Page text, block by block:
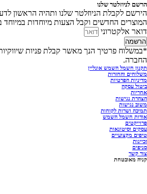
הרשם לניוזלטר שלנו
הירשם לקבלת הניוזלטר שלנו ותהיה הראשון
המוצרים החדשים וקבל הצעות מיוחדות במיוחד
דואר אלקטרוני
הרשמה
*במשלוח פרטיך הנך מאשר קבלת פניות
החברה.
תקנון חשמל השמש אונליין
משלוחים והחזרות
מדיניות הפרטיות
ביטול עסקה
אחריות
הצהרת נגישות
משוב נגישות
תמיכה ושרות לקוחות
אודות חשמל השמש
פרוייקטים
עסקים וסיטונאות
טיפים מקצועיים
זכיינות
סניפים
צור קשר
קניה מאובטחת